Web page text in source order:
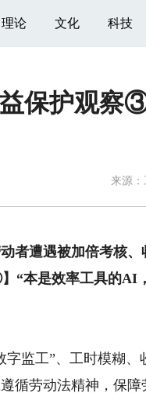
理论 文化 科技
保护观
来源：
遭遇被加倍考核、
是效率工具的AI，
工”、工时模糊、
循劳动法精神，保障